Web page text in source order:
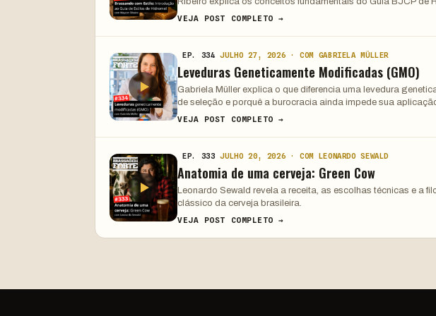
VEJA POST COMPLETO →
EP. 334 JULHO 27, 2026 · COM GABRIELA MÜLLER
Leveduras Geneticamente Modificadas (GMO)
Gabriela Müller explica o que diferencia uma levedura
de seleção e porquê a burocracia ainda impede sua
VEJA POST COMPLETO →
EP. 333 JULHO 20, 2026 · COM LEONARDO SEWALD
Anatomia de uma cerveja: Green Cow
Leonardo Sewald revela a receita, as escolhas técnicas e a
clássico da cerveja brasileira.
VEJA POST COMPLETO →